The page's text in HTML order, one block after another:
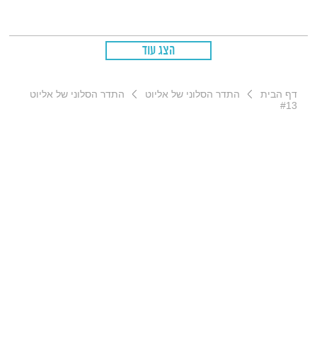
הצג עוד
דף הבית התדר הסלוני של אליוט
התדר הסלוני של אליוט
#13